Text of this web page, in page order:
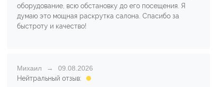
оборудование, всю обстановку до его посещения. Я
думаю это мощная раскрутка салона. Спасибо за
быстроту и качество!
Михаил
09.08.2026
Нейтральный отзыв: